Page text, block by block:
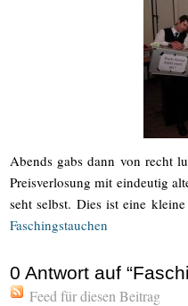
Abends gabs dann von recht
Preisverlosung mit eindeutig
seht selbst. Dies ist eine
Faschingstauchen
0 Antwort auf
Feed für diesen Beitrag